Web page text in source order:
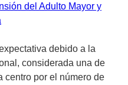
del Adulto Mayor y
debido a la
considerada una de
centro por el número de